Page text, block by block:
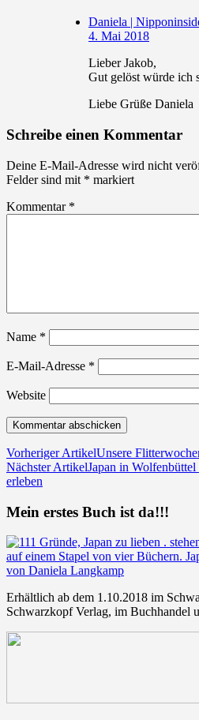
Daniela |
4. Mai 2018
Lieber Jakob,
Gut gelöst würde ich
Liebe Grüße Daniela
Schreibe einen Kommentar
Deine E-Mail-Adresse wird nicht
Felder sind mit * markiert
Kommentar *
Name *
E-Mail-Adresse *
Website
Vorheriger ArtikelUnsere
Nächster ArtikelJapan in
erleben
Mein erstes Buch ist da!!!
Erhältlich ab dem 1.10.2018 im
Schwarzkopf Verlag, im Buchhandel